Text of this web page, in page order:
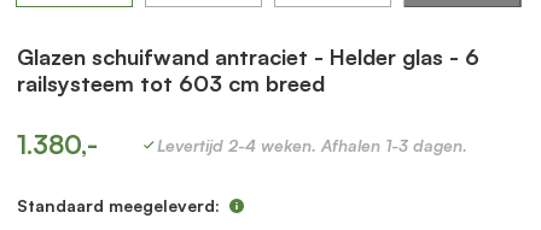
Glazen schuifwand antraciet - Helder glas - 6
railsysteem tot 603 cm breed
1.380,- Levertijd 2-4 weken. Afhalen 1-3 dagen.
Standaard meegeleverd: